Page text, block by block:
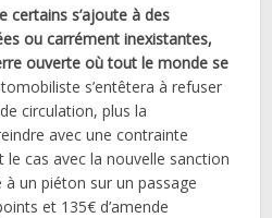
certains s’ajoute à des
ou carrément inexistantes,
ouverte où tout le monde se
s’entêtera à refuser
circulation, plus la
avec une contrainte
le cas avec la nouvelle sanction
un piéton sur un passage
et 135€ d’amende